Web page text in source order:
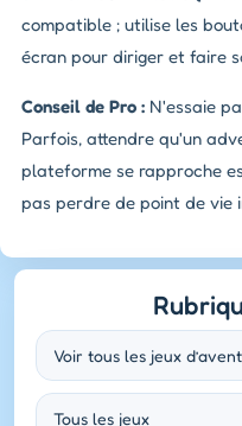
compatible ; utilise les
écran pour diriger et faire
Conseil de Pro : N'essaie
Parfois, attendre qu'un
plateforme se rapproche
pas perdre de point de vie
Voir tous les jeux
Tous les jeux